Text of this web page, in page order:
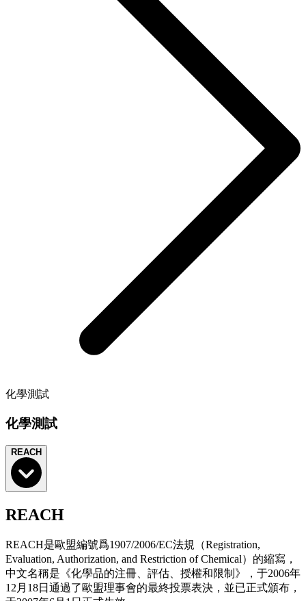
化學測試
化學測試
REACH
REACH
REACH是歐盟編號爲1907/2006/EC法規（Registration,
Evaluation, Authorization, and Restriction of Chemical）的縮寫，
中文名稱是《化學品的注冊、評估、授權和限制》，于2006年
12月18日通過了歐盟理事會的最終投票表決，並已正式頒布，